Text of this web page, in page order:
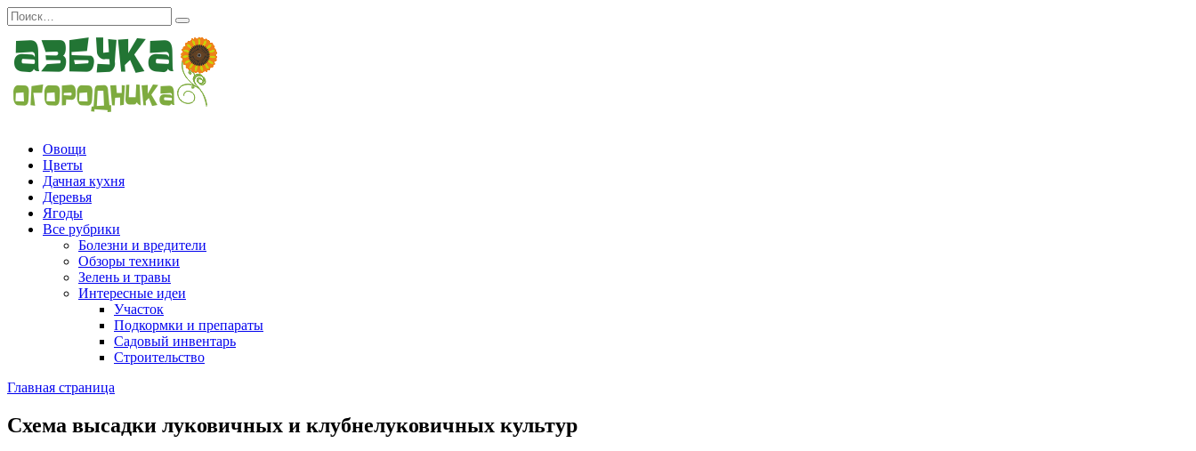
Перейти
к
содержанию
Search
for:
Овощи
Цветы
Дачная кухня
Деревья
Ягоды
Все рубрики
Болезни и вредители
Обзоры техники
Зелень и травы
Интересные идеи
Участок
Подкормки и препараты
Садовый инвентарь
Строительство
Главная страница
Схема высадки луковичных и клубнелуковичных культур